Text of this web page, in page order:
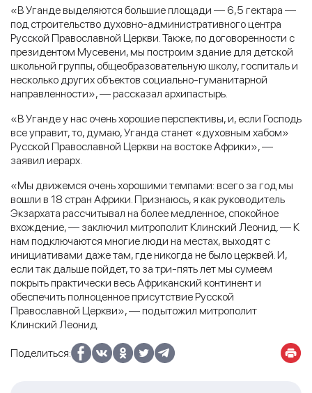
«В Уганде выделяются большие площади — 6,5 гектара —
под строительство духовно-административного центра
Русской Православной Церкви. Также, по договоренности с
президентом Мусевени, мы построим здание для детской
школьной группы, общеобразовательную школу, госпиталь и
несколько других объектов социально-гуманитарной
направленности», — рассказал архипастырь.
«В Уганде у нас очень хорошие перспективы, и, если Господь
все управит, то, думаю, Уганда станет «духовным хабом»
Русской Православной Церкви на востоке Африки», —
заявил иерарх.
«Мы движемся очень хорошими темпами: всего за год мы
вошли в 18 стран Африки. Признаюсь, я как руководитель
Экзархата рассчитывал на более медленное, спокойное
вхождение, — заключил митрополит Клинский Леонид. — К
нам подключаются многие люди на местах, выходят с
инициативами даже там, где никогда не было церквей. И,
если так дальше пойдет, то за три-пять лет мы сумеем
покрыть практически весь Африканский континент и
обеспечить полноценное присутствие Русской
Православной Церкви», — подытожил митрополит
Клинский Леонид.
Поделиться: